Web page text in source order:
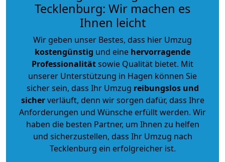
Tecklenburg: Wir machen es
Ihnen leicht
Wir geben unser Bestes, dass hier Umzug
kostengünstig und eine hervorragende
Professionalitätsowie Qualität bietet. Mit
unserer Unterstützung in Hagen können Sie
sicher sein, dass Ihr Umzug reibungslos und
sicherverläuft, denn wir sorgen dafür, dass Ihre
Anforderungen und Wünsche erfüllt werden. Wir
haben die besten Partner, um Ihnen zu helfen
und sicherzustellen, dass Ihr Umzug nach
Tecklenburg ein erfolgreicher ist.